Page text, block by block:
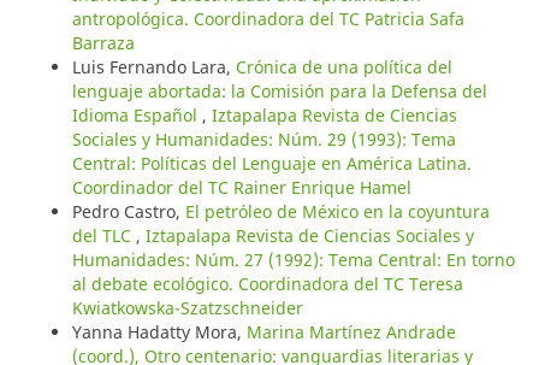
antropológica. Coordinadora del TC Patricia Safa
Barraza
Luis Fernando Lara, Crónica de una política del
lenguaje abortada: la Comisión para la Defensa del
Idioma Español , Iztapalapa Revista de Ciencias
Sociales y Humanidades: Núm. 29 (1993): Tema
Central: Políticas del Lenguaje en América Latina.
Coordinador del TC Rainer Enrique Hamel
Pedro Castro, El petróleo de México en la coyuntura
del TLC , Iztapalapa Revista de Ciencias Sociales y
Humanidades: Núm. 27 (1992): Tema Central: En torno
al debate ecológico. Coordinadora del TC Teresa
Kwiatkowska-Szatzschneider
Yanna Hadatty Mora, Marina Martínez Andrade
(coord.), Otro centenario: vanguardias literarias y